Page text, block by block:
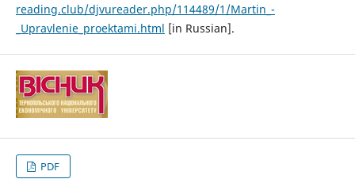
reading.club/djvureader.php/114489/1/Martin_-
_Upravlenie_proektami.html [in Russian].
PDF